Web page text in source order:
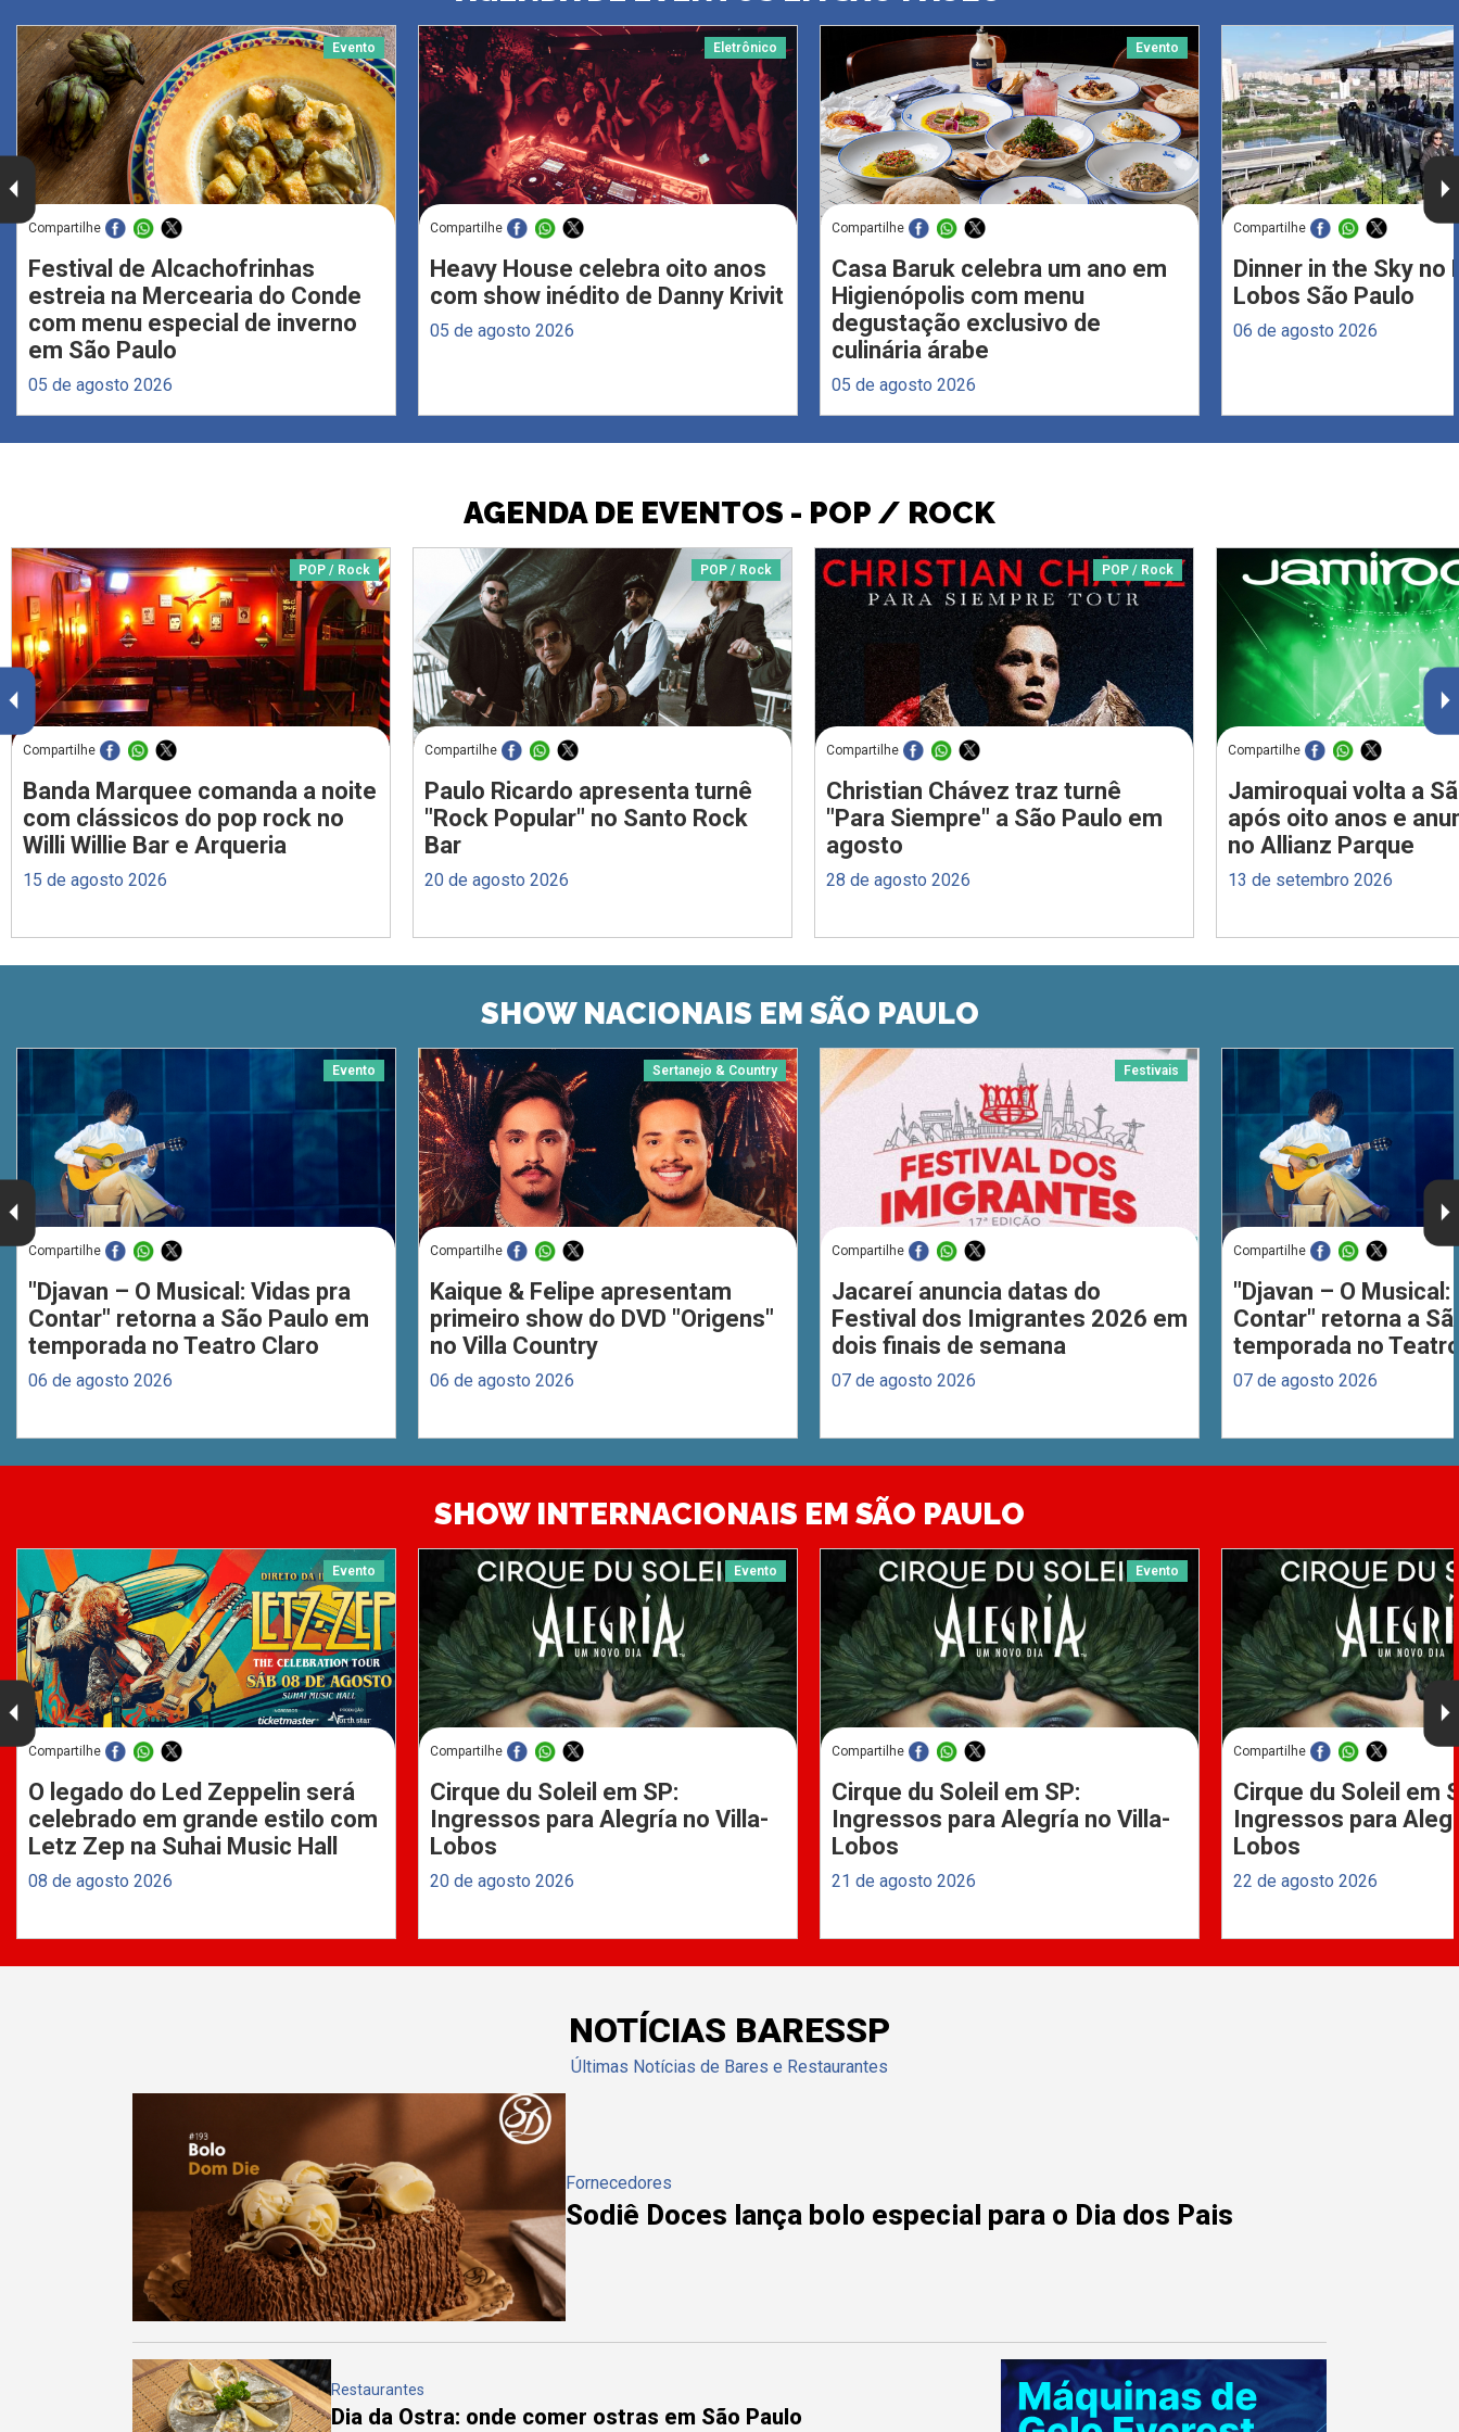
Evento
Compartilhe
Festival de Alcachofrinhas
estreia na Mercearia do Conde
com menu especial de inverno
em São Paulo
05 de agosto 2026
Eletrônico
Compartilhe
Heavy House celebra oito anos
com show inédito de Danny Krivit
05 de agosto 2026
Evento
Compartilhe
Casa Baruk celebra um ano em
Higienópolis com menu
degustação exclusivo de
culinária árabe
05 de agosto 2026
Compartilhe
Dinner in the Sky no
Lobos São Paulo
06 de agosto 2026
AGENDA DE EVENTOS - POP / ROCK
POP / Rock
Compartilhe
Banda Marquee comanda a noite
com clássicos do pop rock no
Willi Willie Bar e Arqueria
15 de agosto 2026
POP / Rock
Compartilhe
Paulo Ricardo apresenta turnê
"Rock Popular" no Santo Rock
Bar
20 de agosto 2026
POP / Rock
Compartilhe
Christian Chávez traz turnê
"Para Siempre" a São Paulo em
agosto
28 de agosto 2026
Compartilhe
Jamiroquai volta a
após oito anos e
no Allianz Parque
13 de setembro 2026
SHOW NACIONAIS EM SÃO PAULO
Evento
Compartilhe
"Djavan – O Musical: Vidas pra
Contar" retorna a São Paulo em
temporada no Teatro Claro
06 de agosto 2026
Sertanejo & Country
Compartilhe
Kaique & Felipe apresentam
primeiro show do DVD "Origens"
no Villa Country
06 de agosto 2026
Festivais
Compartilhe
Jacareí anuncia datas do
Festival dos Imigrantes 2026 em
dois finais de semana
07 de agosto 2026
Compartilhe
"Djavan – O Musical:
Contar" retorna a
temporada no
07 de agosto 2026
SHOW INTERNACIONAIS EM SÃO PAULO
Evento
Compartilhe
O legado do Led Zeppelin será
celebrado em grande estilo com
Letz Zep na Suhai Music Hall
08 de agosto 2026
Evento
Compartilhe
Cirque du Soleil em SP:
Ingressos para Alegría no Villa-
Lobos
20 de agosto 2026
Evento
Compartilhe
Cirque du Soleil em SP:
Ingressos para Alegría no Villa-
Lobos
21 de agosto 2026
Compartilhe
Cirque du Soleil em
Ingressos para
Lobos
22 de agosto 2026
NOTÍCIAS BARESSP
Últimas Notícias de Bares e Restaurantes
Fornecedores
Sodiê Doces lança bolo especial para o Dia dos Pais
Restaurantes
Dia da Ostra: onde comer ostras em São Paulo